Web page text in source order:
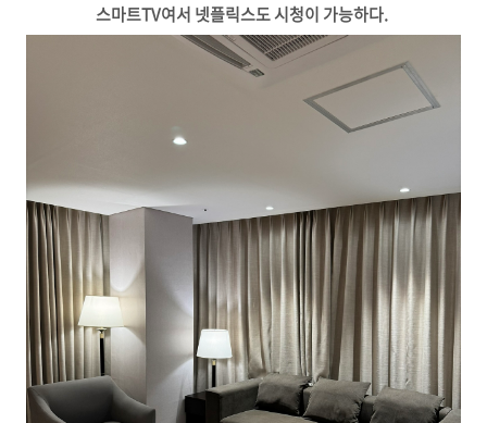
스마트TV여서 넷플릭스도 시청이 가능하다.